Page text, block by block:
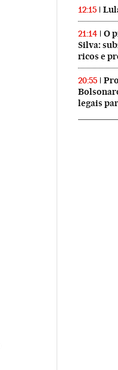
12:15
21:14
O
Silva:
ricos e
20:55
legais